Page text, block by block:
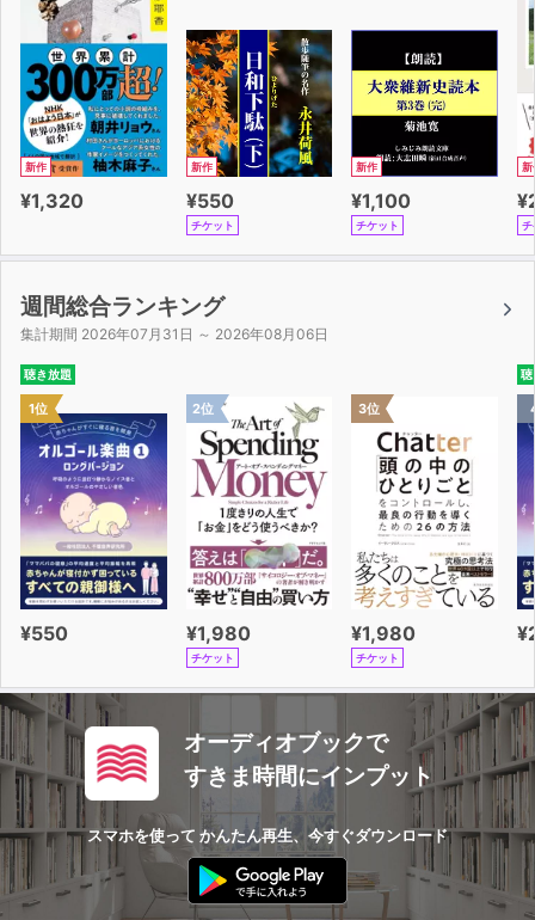
倫理運動
ゴルフとプロポーションコンテスト
父の会社の取締役会長に就任
「させていただく」という感覚
「朝礼」の効用
バースデーカードを
「上から目線」はやめよう
鈴木さんからのメール
おわりに
人生は神の演劇、その主役は己自信である
著者略歴
［担当からのコメント］
女性の社会進出が国の課題になる昨今でも未だに女性差別
は残っていますが、本書は男尊女卑が当たり前だった昭和
の時代を生きながら、先を見る目線と前に進む活力を失う
ことなく歩みつづけた一人の女性の人生の記録です。女性
の方はもちろん、男性の方々にもぜひお読みいただきたい
作品になっています。
宮川 輝子（みやかわ・てるこ）
昭和八年二月 東京に生まれる
昭和二十六年 東京都立武蔵高等学校卒業
昭和三十年 日本女子大学卒業
同年 宮川行雄と結婚
昭和五十一年より「静穏権」を掲げ、環境保護活動を行う
昭和五十八年 環境公害研究所設立
新作
¥1,320
新作
¥550
チケット
新作
¥1,100
チケット
新
チ
週間総合ランキング
集計期間 2026年07月31日 ～ 2026年08月06日
聴き放題
1位
¥550
2位
¥1,980
チケット
3位
¥1,980
チケット
聴
オーディオブックで
すきま時間にインプット
スマホを使って かんたん再生、今すぐダウンロード